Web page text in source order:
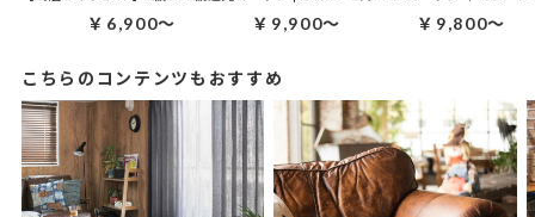
￥6,900～ ￥9,900～ ￥9,800～
こちらのコンテンツもおすすめ